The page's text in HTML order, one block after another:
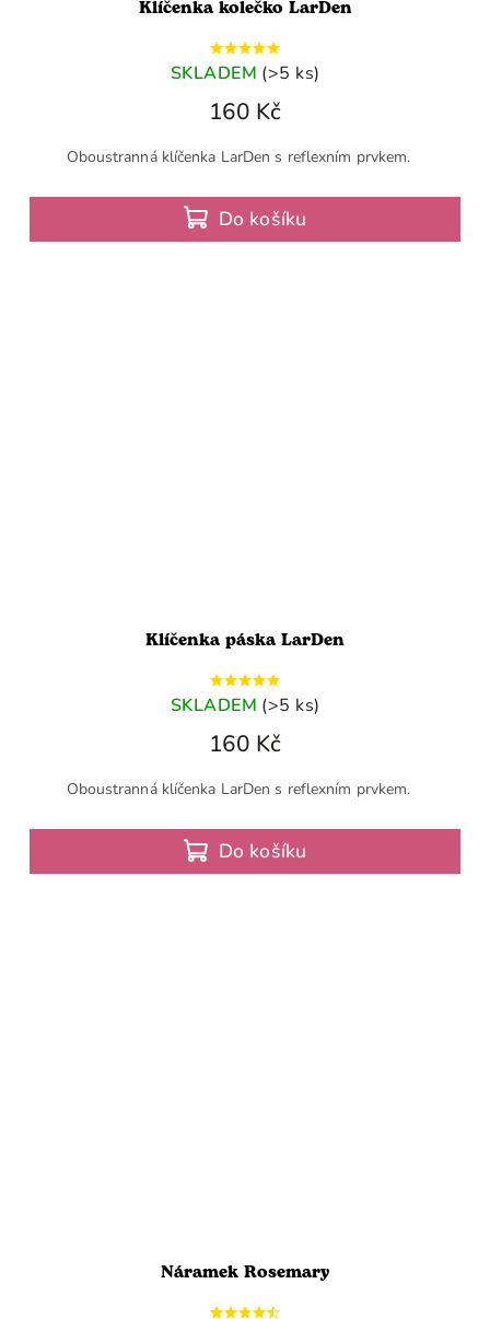
Klíčenka kolečko LarDen
SKLADEM (>5 ks)
160 Kč
Do košíku
Oboustranná klíčenka LarDen s reflexním prvkem.
Klíčenka páska LarDen
SKLADEM (>5 ks)
160 Kč
Do košíku
Oboustranná klíčenka LarDen s reflexním prvkem.
Náramek Rosemary